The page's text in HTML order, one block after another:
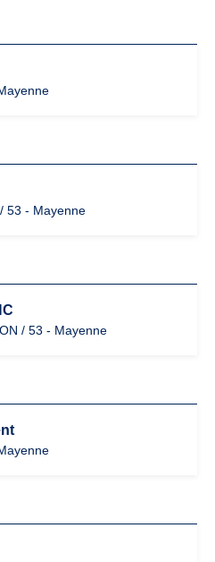
53 - Mayenne
/ 53 - Mayenne